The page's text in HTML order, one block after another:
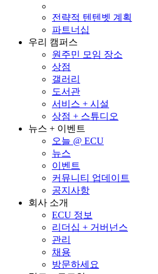
전략적 텐텐벳 계획
파트너십
우리 캠퍼스
원주민 모임 장소
상점
갤러리
도서관
서비스 + 시설
상점 + 스튜디오
뉴스 + 이벤트
오늘 @ ECU
뉴스
이벤트
커뮤니티 업데이트
공지사항
회사 소개
ECU 정보
리더십 + 거버넌스
관리
채용
방문하세요